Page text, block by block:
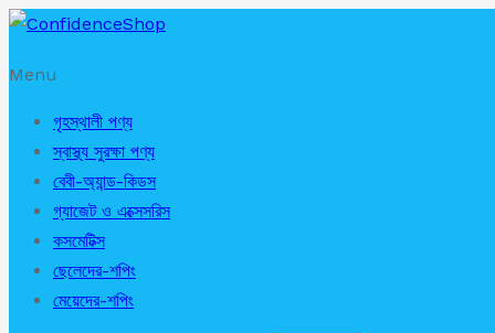
Menu
গৃহস্থালী পণ্য
স্বাস্থ্য সুরক্ষা পণ্য
বেবী-অ্যান্ড-কিডস
গ্যাজেট ও এক্সেসরিস
কসমেটিক্স
ছেলেদের-শপিং
মেয়েদের-শপিং